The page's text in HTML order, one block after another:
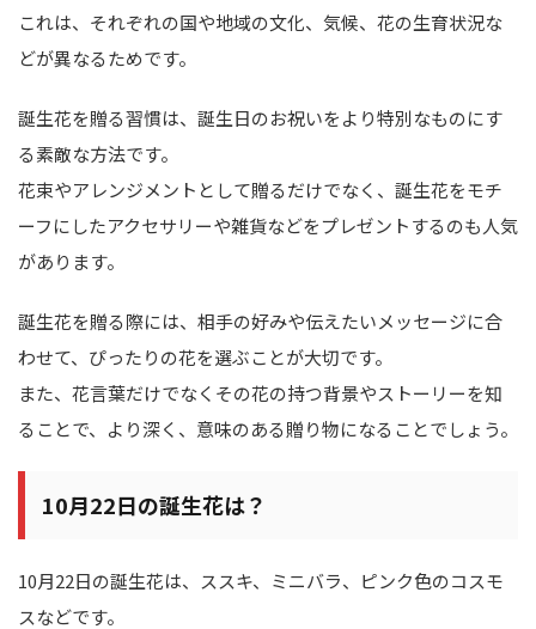
これは、それぞれの国や地域の文化、気候、花の生育状況な
どが異なるためです。
誕生花を贈る習慣は、誕生日のお祝いをより特別なものにす
る素敵な方法です。
花束やアレンジメントとして贈るだけでなく、誕生花をモチ
ーフにしたアクセサリーや雑貨などをプレゼントするのも人気
があります。
誕生花を贈る際には、相手の好みや伝えたいメッセージに合
わせて、ぴったりの花を選ぶことが大切です。
また、花言葉だけでなくその花の持つ背景やストーリーを知
ることで、より深く、意味のある贈り物になることでしょう。
10月22日の誕生花は？
10月22日の誕生花は、ススキ、ミニバラ、ピンク色のコスモ
スなどです。